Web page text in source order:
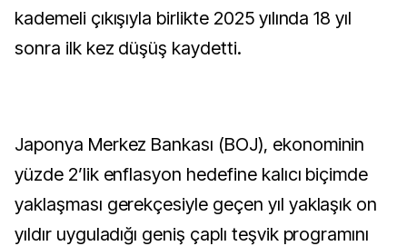
kademeli çıkışıyla birlikte 2025 yılında 18 yıl
sonra ilk kez düşüş kaydetti.
Japonya Merkez Bankası (BOJ), ekonominin
yüzde 2’lik enflasyon hedefine kalıcı biçimde
yaklaşması gerekçesiyle geçen yıl yaklaşık on
yıldır uyguladığı geniş çaplı teşvik programını